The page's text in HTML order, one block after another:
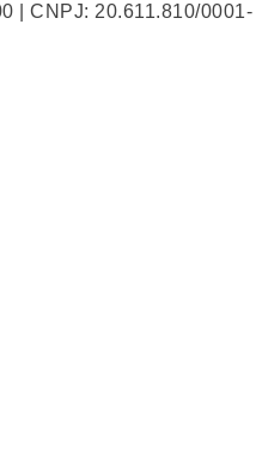
| CNPJ: 20.611.810/0001-